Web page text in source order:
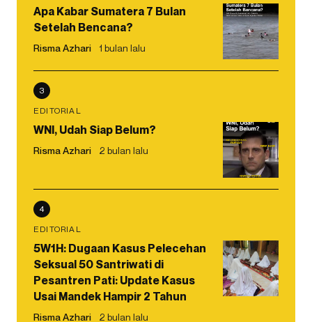
Apa Kabar Sumatera 7 Bulan
Setelah Bencana?
Risma Azhari 1 bulan lalu
3
EDITORIAL
WNI, Udah Siap Belum?
Risma Azhari 2 bulan lalu
4
EDITORIAL
5W1H: Dugaan Kasus Pelecehan
Seksual 50 Santriwati di
Pesantren Pati: Update Kasus
Usai Mandek Hampir 2 Tahun
Risma Azhari 2 bulan lalu